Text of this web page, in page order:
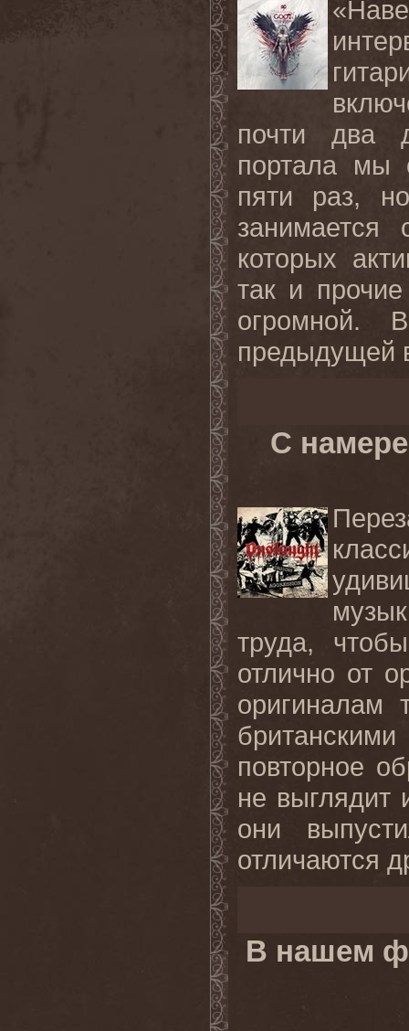
почти два
портала мы
пяти раз,
которых
так и
огромной.
предыдущей
С
труда,
отлично от
оригиналам
повторное
не выглядит
они
отличаются
В нашем